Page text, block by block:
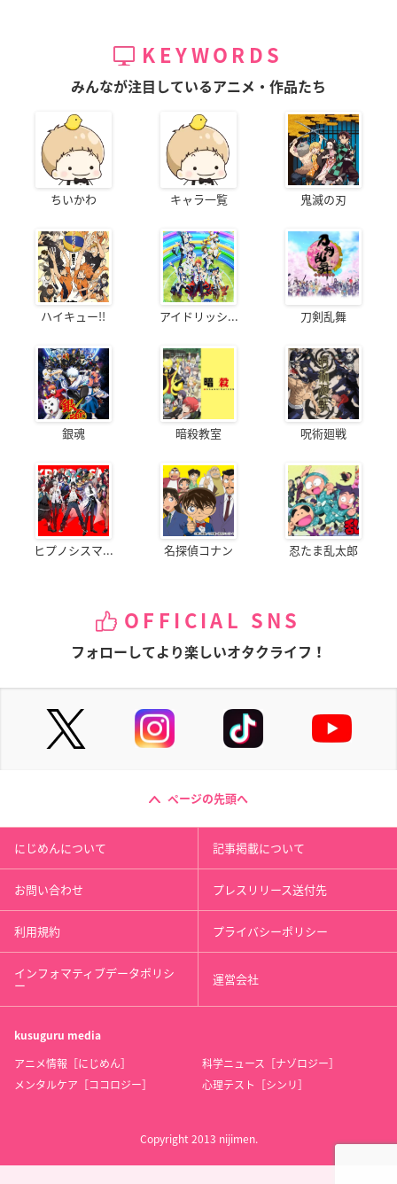
KEYWORDS
みんなが注目しているアニメ・作品たち
ちいかわ キャラ一覧 鬼滅の刃
ハイキュー!! アイドリッシ... 刀剣乱舞
銀魂 暗殺教室 呪術廻戦
ヒプノシスマ... 名探偵コナン 忍たま乱太郎
OFFICIAL SNS
フォローしてより楽しいオタクライフ！
ページの先頭へ
にじめんについて 記事掲載について
お問い合わせ プレスリリース送付先
利用規約 プライバシーポリシー
インフォマティブデータポリシ
ー 運営会社
kusuguru media
アニメ情報［にじめん］
科学ニュース［ナゾロジー］
メンタルケア［ココロジー］
心理テスト［シンリ］
Copyright 2013 nijimen.